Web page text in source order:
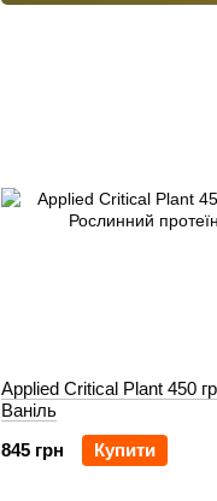
Applied Critical Plant 450
Ваніль
845 грн
Купити